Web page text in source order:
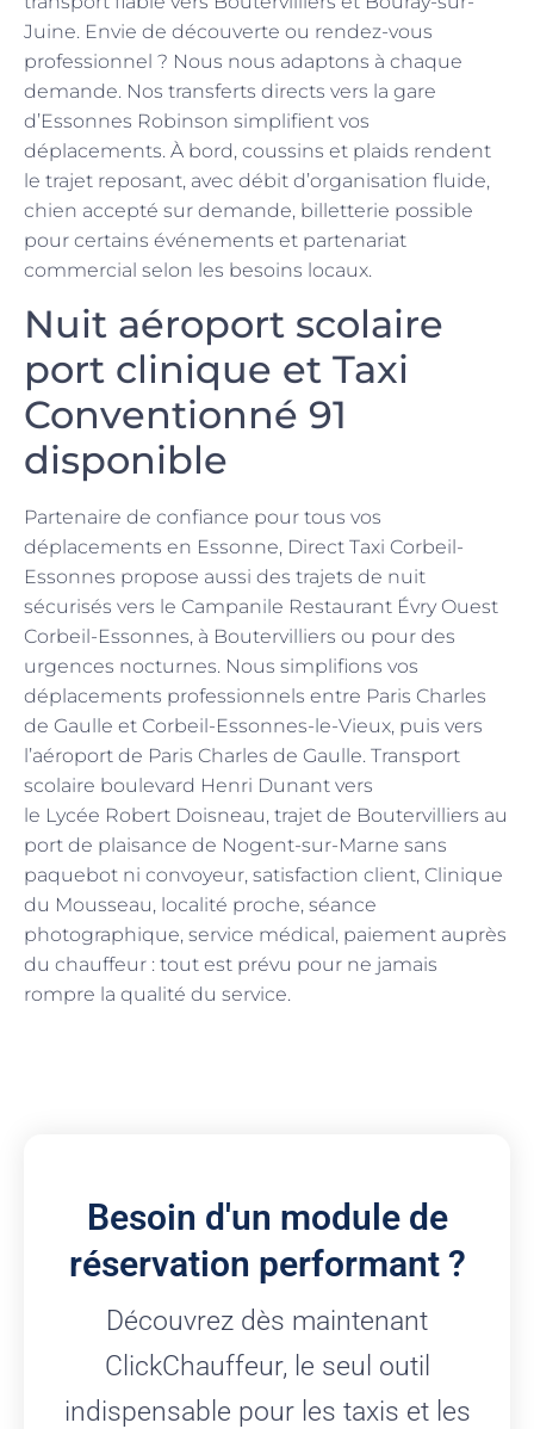
Juine. Envie de découverte ou rendez-vous
professionnel ? Nous nous adaptons à chaque
demande. Nos transferts directs vers la gare
d’Essonnes Robinson simplifient vos
déplacements. À bord, coussins et plaids rendent
le trajet reposant, avec débit d’organisation fluide,
chien accepté sur demande, billetterie possible
pour certains événements et partenariat
commercial selon les besoins locaux.
Nuit aéroport scolaire
port clinique et Taxi
Conventionné 91
disponible
Partenaire de confiance pour tous vos
déplacements en Essonne, Direct Taxi Corbeil-
Essonnes propose aussi des trajets de nuit
sécurisés vers le Campanile Restaurant Évry Ouest
Corbeil-Essonnes, à Boutervilliers ou pour des
urgences nocturnes. Nous simplifions vos
déplacements professionnels entre Paris Charles
de Gaulle et Corbeil-Essonnes-le-Vieux, puis vers
l’aéroport de Paris Charles de Gaulle. Transport
scolaire boulevard Henri Dunant vers
le Lycée Robert Doisneau, trajet de Boutervilliers au
port de plaisance de Nogent-sur-Marne sans
paquebot ni convoyeur, satisfaction client, Clinique
du Mousseau, localité proche, séance
photographique, service médical, paiement auprès
du chauffeur : tout est prévu pour ne jamais
rompre la qualité du service.
Besoin d'un module de
réservation performant ?
Découvrez dès maintenant
ClickChauffeur, le seul outil
indispensable pour les taxis et les